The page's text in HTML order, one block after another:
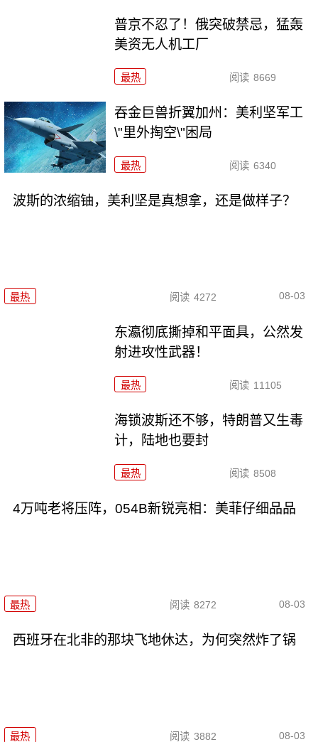
普京不忍了！俄突破禁忌，猛轰
美资无人机工厂
最热 阅读 8669
吞金巨兽折翼加州：美利坚军工
\"里外掏空\"困局
最热 阅读 6340
波斯的浓缩铀，美利坚是真想拿，还是做样子？
最热 阅读 4272 08-03
东瀛彻底撕掉和平面具，公然发
射进攻性武器！
最热 阅读 11105
海锁波斯还不够，特朗普又生毒
计，陆地也要封
最热 阅读 8508
4万吨老将压阵，054B新锐亮相：美菲仔细品品
最热 阅读 8272 08-03
西班牙在北非的那块飞地休达，为何突然炸了锅
最热 阅读 3882 08-03